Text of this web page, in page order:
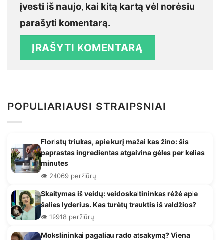
įvesti iš naujo, kai kitą kartą vėl norėsiu
parašyti komentarą.
POPULIARIAUSI STRAIPSNIAI
Floristų triukas, apie kurį mažai kas žino: šis
paprastas ingredientas atgaivina gėles per kelias
minutes
👁️ 24069 peržiūrų
Skaitymas iš veidų: veidoskaitininkas rėžė apie
šalies lyderius. Kas turėtų trauktis iš valdžios?
👁️ 19918 peržiūrų
Mokslininkai pagaliau rado atsakymą? Viena